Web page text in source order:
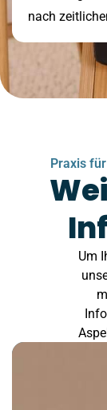
nach
Praxis
Um